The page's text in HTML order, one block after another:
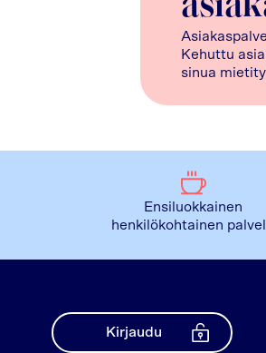
Kehuttu
sinua
Ensiluokkainen
henkilökohtainen
Kirjaudu